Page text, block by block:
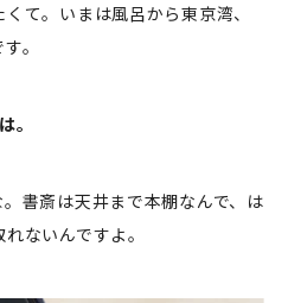
て。いまは風呂から東京湾、
。
。
書斎は天井まで本棚なんで、は
ないんですよ。